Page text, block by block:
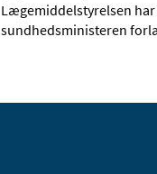
Lægemiddelstyrelsen
sundhedsministeren